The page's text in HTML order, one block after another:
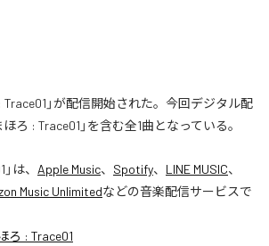
Trace01」が配信開始された。今回デジタル配
ろ : Trace01」を含む全1曲となっている。
」は、 Apple Music、 Spotify、 LINE MUSIC、
Music Unlimitedなどの音楽配信サービスで
ろ : Trace01